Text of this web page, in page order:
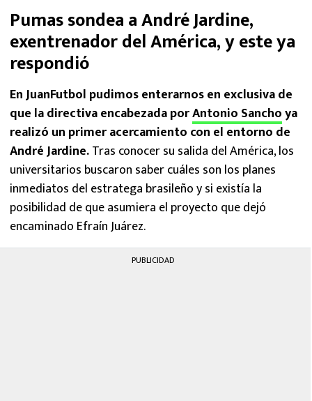
Pumas sondea a André Jardine,
exentrenador del América, y este ya
respondió
En JuanFutbol pudimos enterarnos en exclusiva de
que la directiva encabezada porAntonio Sanchoya
realizó un primer acercamiento con el entorno de
André Jardine.Tras conocer su salida del América, los
universitarios buscaron saber cuáles son los planes
inmediatos del estratega brasileño y si existía la
posibilidad de que asumiera el proyecto que dejó
encaminado Efraín Juárez.
PUBLICIDAD